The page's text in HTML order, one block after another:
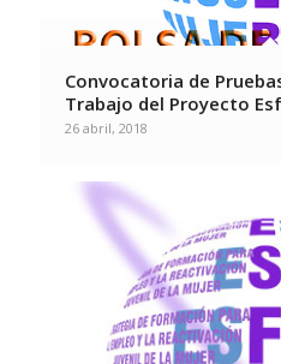
Convocatoria de
Trabajo del Proyecto
26 abril, 2018